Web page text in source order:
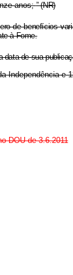
anos;” (NR)
de benefícios
à Fome.
data de sua
Independência e
DOU de 3.6.2011